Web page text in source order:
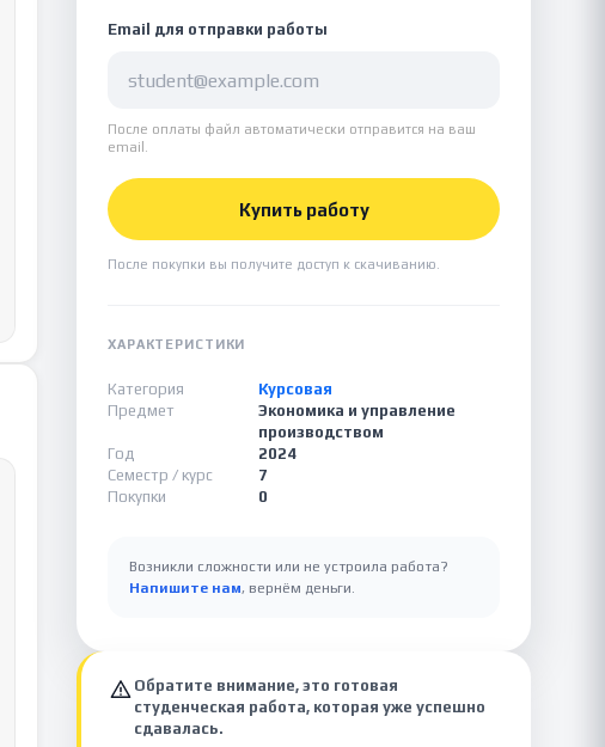
Email для отправки работы
После оплаты файл автоматически отправится на ваш
email.
Купить работу
После покупки вы получите доступ к скачиванию.
ХАРАКТЕРИСТИКИ
Категория
Курсовая
Предмет
Экономика и управление
производством
Год
2024
Семестр / курс
7
Покупки
0
Возникли сложности или не устроила работа?
Напишите нам, вернём деньги.
Обратите внимание, это готовая
студенческая работа, которая уже успешно
сдавалась.